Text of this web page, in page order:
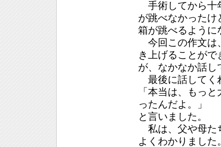
手術してから十
が跳べなかった
箱が跳べるように
今回この作文は
き上げることが
が、なかなか話し
最後に話してく
「本当は、もっ
ったんだよ。」
と言いました。
私は、父や母た
よくわかりまし